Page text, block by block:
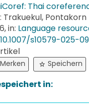
Thai
Trakuekul, Pontakorn
in: Language
10.​1007/​s10579-​025-​
Merken Speichern
in: